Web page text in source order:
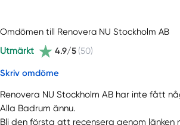
Omdömen till Renovera NU Stockholm AB
Utmärkt
4.9/5 (50)
Skriv omdöme
Renovera NU Stockholm AB har inte fått
Alla Badrum ännu.
Bli den första att recensera genom länken